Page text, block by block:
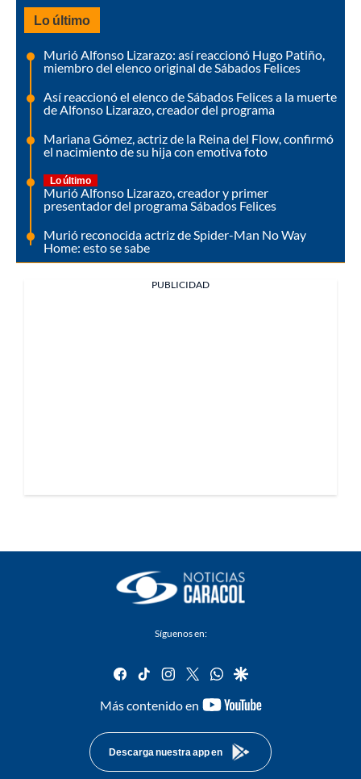
Lo último
Murió Alfonso Lizarazo: así reaccionó Hugo Patiño,
miembro del elenco original de Sábados Felices
Así reaccionó el elenco de Sábados Felices a la muerte
de Alfonso Lizarazo, creador del programa
Mariana Gómez, actriz de la Reina del Flow, confirmó
el nacimiento de su hija con emotiva foto
Lo último
Murió Alfonso Lizarazo, creador y primer
presentador del programa Sábados Felices
Murió reconocida actriz de Spider-Man No Way
Home: esto se sabe
PUBLICIDAD
Síguenos en:
facebook
tiktok instagram
twitterwhatsapp
google
Más contenido en
youtube-
Descarga nuestra app en